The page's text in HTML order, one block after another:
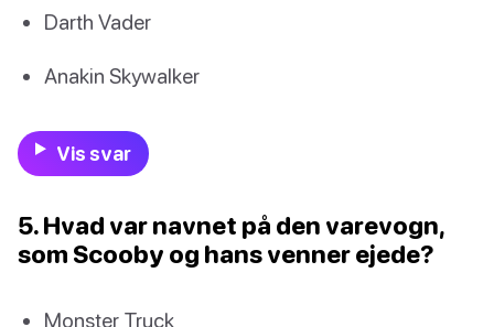
Darth Vader
Anakin Skywalker
Vis svar
5. Hvad var navnet på den varevogn,
som Scooby og hans venner ejede?
Monster Truck